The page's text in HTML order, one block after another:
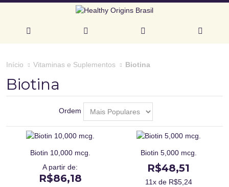
Início Vitaminas e Suplementos Biotina
Biotina
Ordem
Biotin 10,000 mcg.
A partir de:
R$86,18
Biotin 5,000 mcg.
R$48,51
11x de R$5,24